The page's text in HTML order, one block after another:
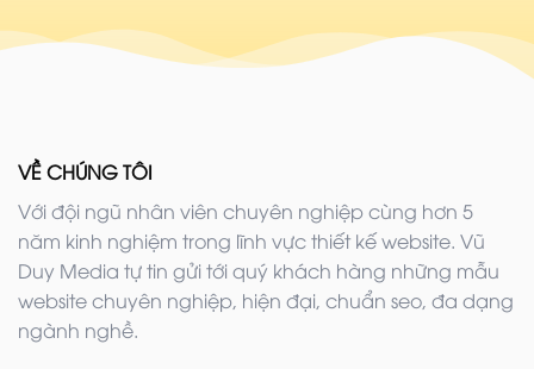
VỀ CHÚNG TÔI
Với đội ngũ nhân viên chuyên nghiệp cùng hơn 5
năm kinh nghiệm trong lĩnh vực thiết kế website. Vũ
Duy Media tự tin gửi tới quý khách hàng những mẫu
website chuyên nghiệp, hiện đại, chuẩn seo, đa dạng
ngành nghề.